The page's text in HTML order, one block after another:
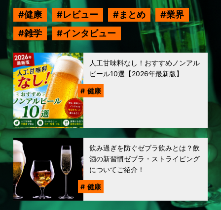
健康 レビュー まとめ
業界
雑学
インタビュー
人工甘味料なし！おすすめノンアル
ビール10選【2026年最新版】
健康
飲み過ぎを防ぐゼブラ飲みとは？飲
酒の新習慣ゼブラ・ストライピング
についてご紹介！
健康